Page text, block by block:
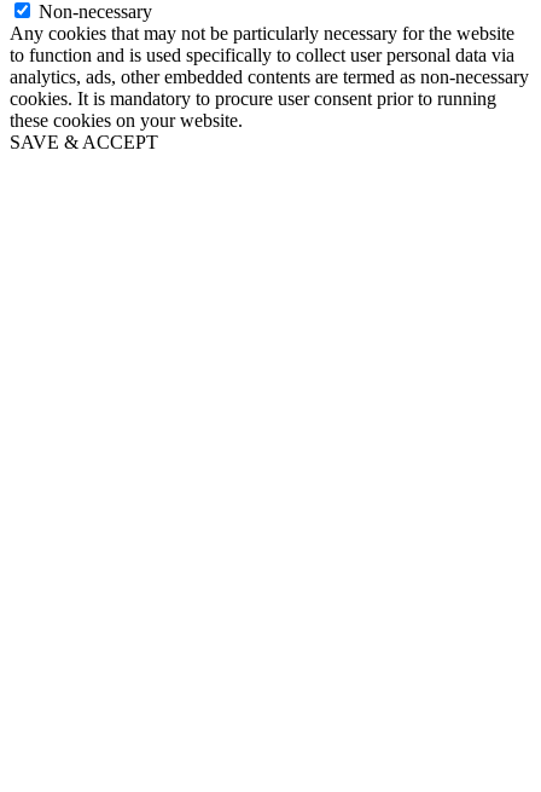
Non-necessary
Any cookies that may not be particularly necessary for the website
to function and is used specifically to collect user personal data via
analytics, ads, other embedded contents are termed as non-necessary
cookies. It is mandatory to procure user consent prior to running
these cookies on your website.
SAVE & ACCEPT